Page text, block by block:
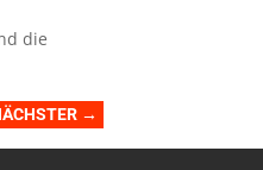
die
→